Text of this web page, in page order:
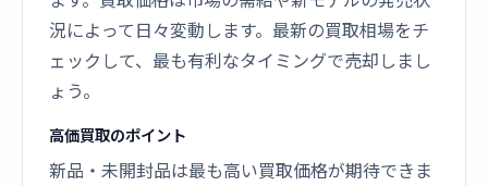
況によって日々変動します。最新の買取相場をチ
ェックして、最も有利なタイミングで売却しまし
ょう。
高価買取のポイント
新品・未開封品は最も高い買取価格が期待できま